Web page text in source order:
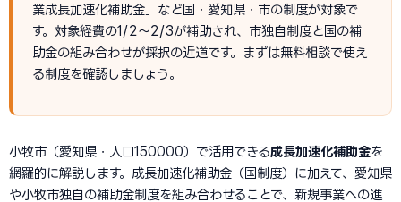
業成長加速化補助金」など国・愛知県・市の制度が対象で
す。対象経費の1/2〜2/3が補助され、市独自制度と国の補
助金の組み合わせが採択の近道です。まずは無料相談で使え
る制度を確認しましょう。
小牧市（愛知県・人口150000）で活用できる成長加速化補助金を
網羅的に解説します。成長加速化補助金（国制度）に加えて、愛知県
や小牧市独自の補助金制度を組み合わせることで、新規事業への進